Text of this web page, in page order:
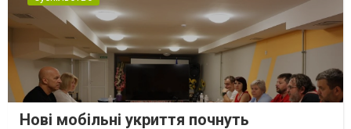
Нові мобільні укриття почнуть